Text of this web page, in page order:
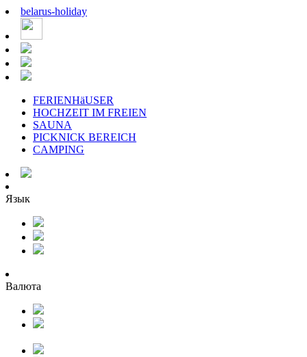
belarus-holiday
FERIENHäUSER
HOCHZEIT IM FREIEN
SAUNA
PICKNICK BEREICH
CAMPING
Язык
Валюта